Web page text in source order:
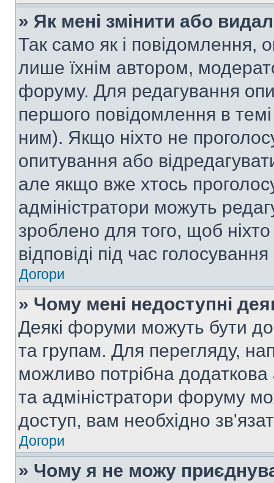
» Як мені змінити або
Так само як і повідомлення,
лише їхнім автором,
форуму. Для редагування
першого повідомлення в
ним). Якщо ніхто не
опитування або
але якщо вже хтось
адміністратори можуть
зроблено для того, щоб
відповіді під час голосування
Догори
» Чому мені недоступні
Деякі форуми можуть бути
та групам. Для перегляду,
можливо потрібна
та адміністратори форуму
доступ, вам необхідно
Догори
» Чому я не можу